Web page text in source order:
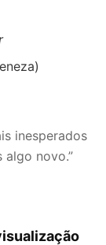
inesperados
novo.”